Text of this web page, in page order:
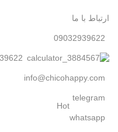
ارتباط با ما
09032939622
info@chicohappy.com
telegram
whatsapp
Hot